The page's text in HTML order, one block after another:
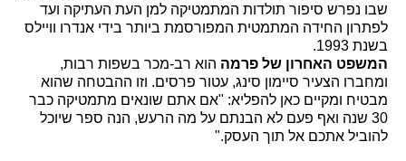
שבו נפרש סיפור תולדות המתמטיקה למן העת העתיקה ועד
לפתרון החידה המתמטית המפורסמת ביותר בידי אנדרו וויילס
בשנת 1993.
המשפט האחרון של פרמה הוא רב-מכר בשפות רבות,
ומחברו הצעיר סיימון סינג, עטור פרסים. וזו ההבטחה שהוא
מבטיח ומקיים כאן להפליא: "אם אתם שונאים מתמטיקה כבר
30 שנה ואף פעם לא הבנתם על מה הרעש, הנה ספר שיוכל
להוביל אתכם אל תוך העסק."